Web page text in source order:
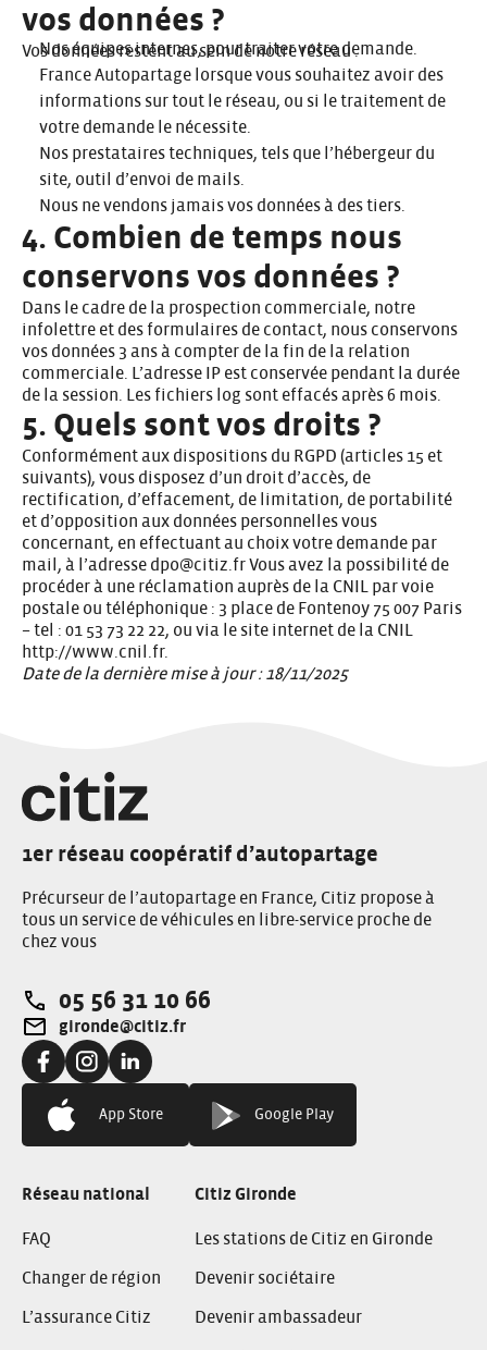
vos données ?
Vos données restent au sein de notre réseau :
Nos équipes internes, pour traiter votre demande.
France Autopartage lorsque vous souhaitez avoir des
informations sur tout le réseau, ou si le traitement de
votre demande le nécessite.
Nos prestataires techniques, tels que l’hébergeur du
site, outil d’envoi de mails.
Nous ne vendons jamais vos données à des tiers.
4. Combien de temps nous
conservons vos données ?
Dans le cadre de la prospection commerciale, notre
infolettre et des formulaires de contact, nous conservons
vos données 3 ans à compter de la fin de la relation
commerciale. L’adresse IP est conservée pendant la durée
de la session. Les fichiers log sont effacés après 6 mois.
5. Quels sont vos droits ?
Conformément aux dispositions du RGPD (articles 15 et
suivants), vous disposez d’un droit d’accès, de
rectification, d’effacement, de limitation, de portabilité
et d’opposition aux données personnelles vous
concernant, en effectuant au choix votre demande par
mail, à l’adresse dpo@citiz.frVous avez la possibilité de
procéder à une réclamation auprès de la CNIL par voie
postale ou téléphonique : 3 place de Fontenoy 75 007 Paris
– tel : 01 53 73 22 22, ou via le site internet de la CNIL
http://www.cnil.fr.
Date de la dernière mise à jour : 18/11/2025
1er réseau coopératif d’autopartage
Précurseur de l’autopartage en France, Citiz propose à
tous un service de véhicules en libre-service proche de
chez vous
Téléphone:
05 56 31 10 66
Adresse e-mail:
gironde@citiz.fr
Facebook:Instagram:Linkedin:
App Store Google Play
Réseau national
FAQ
Changer de région
L’assurance Citiz
Citiz Gironde
Les stations de Citiz en Gironde
Devenir sociétaire
Devenir ambassadeur